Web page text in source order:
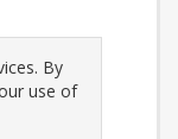
By
use of